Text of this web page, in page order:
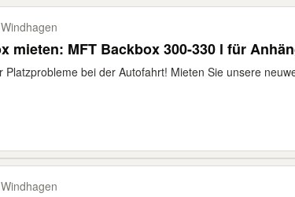
mieten: MFT Backbox 300-330 l für
Platzprobleme bei der Autofahrt! Mieten Sie unsere